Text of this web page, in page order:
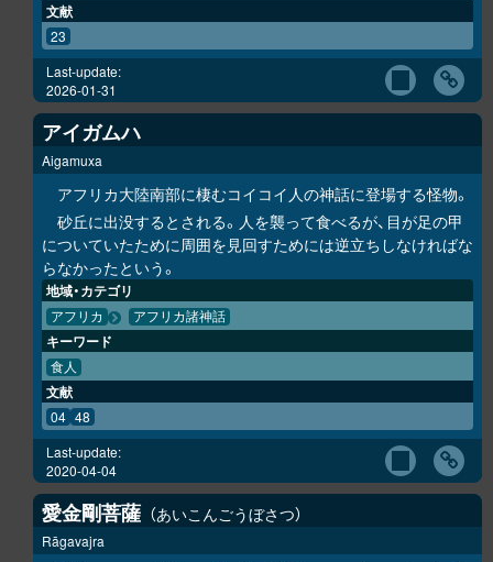
文献
23
Last-update:
2026-01-31
アイガムハ
Aigamuxa
アフリカ大陸南部に棲むコイコイ人の神話に登場する怪物。
砂丘に出没するとされる。人を襲って食べるが、目が足の甲
についていたために周囲を見回すためには逆立ちしなければな
らなかったという。
地域・カテゴリ
アフリカ アフリカ諸神話
キーワード
食人
文献
04 48
Last-update:
2020-04-04
愛金剛菩薩 あいこんごうぼさつ
Rāgavajra